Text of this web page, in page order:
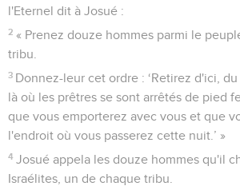
l'Eternel dit à Josué :
2 « Prenez douze hommes parmi le
tribu.
3 Donnez-leur cet ordre : ‘Retirez d'ici,
là où les prêtres se sont arrêtés de pied
que vous emporterez avec vous et que
l'endroit où vous passerez cette nuit.’ »
4 Josué appela les douze hommes qu'il
Israélites, un de chaque tribu.